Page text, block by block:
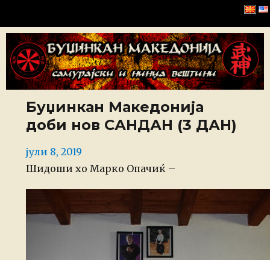
Буџинкан Македонија
Буџинкан Македонија
доби нов САНДАН (3 ДАН)
Posted
on
јули 8, 2019
Шидоши хо Марко Опачиќ –